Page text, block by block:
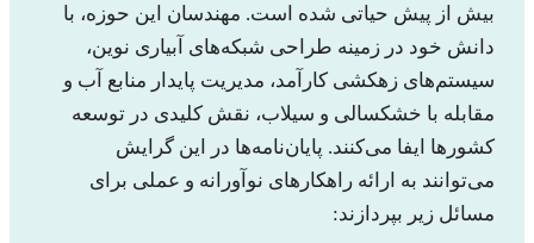
بیش از پیش حیاتی شده است. مهندسان این حوزه، با
دانش خود در زمینه طراحی شبکه‌های آبیاری نوین،
سیستم‌های زهکشی کارآمد، مدیریت پایدار منابع آب و
مقابله با خشکسالی و سیلاب، نقش کلیدی در توسعه
کشورها ایفا می‌کنند. پایان‌نامه‌ها در این گرایش
می‌توانند به ارائه راهکارهای نوآورانه و عملی برای
مسائل زیر بپردازند: